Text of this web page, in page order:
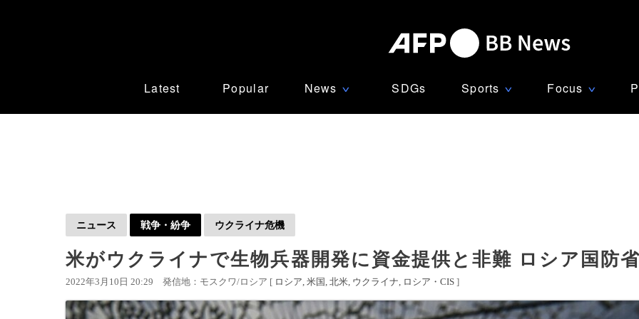
Latest Popular News ∨ SDGs Sports ∨ Focus ∨
ニュース 戦争・紛争 ウクライナ危機
米がウクライナで生物兵器開発に資金提供と非難 ロシア国防省
2022年3月10日 20:29 発信地：モスクワ/ロシア [ ロシア 米国 北米 ウクライナ ロシア・CIS ]